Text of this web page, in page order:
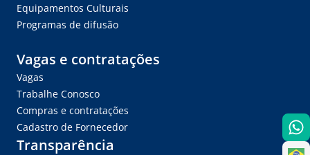
Equipamentos Culturais
Programas de difusão
Vagas e contratações
Vagas
Trabalhe Conosco
Compras e contratações
Cadastro de Fornecedor
Transparência